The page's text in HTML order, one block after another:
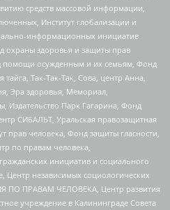
средств массовой информации,
Институт глобализации и
информационных инициатив
охраны здоровья и защиты прав
помощи осужденным и их семьям, Фонд
Так-Так-Так, Сова, центр Анна,
Эра здоровья, Мемориал,
Издательство Парк Гагарина, Фонд
СИБАЛЬТ, Уральская правозащитная
прав человека, Фонд защиты гласности,
по правам человека,
инициатив и социального
Центр независимых социологических
ПО ПРАВАМ ЧЕЛОВЕКА, Центр развития
учреждение в Калининграде Совета